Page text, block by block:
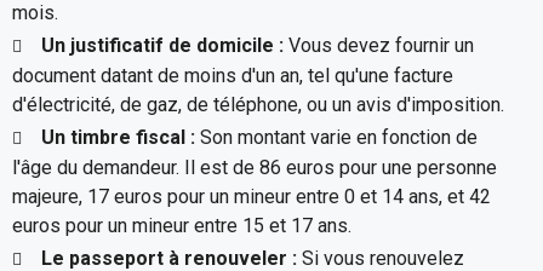
mois.
Un justificatif de domicile : Vous devez fournir un
document datant de moins d'un an, tel qu'une facture
d'électricité, de gaz, de téléphone, ou un avis d'imposition.
Un timbre fiscal : Son montant varie en fonction de
l'âge du demandeur. Il est de 86 euros pour une personne
majeure, 17 euros pour un mineur entre 0 et 14 ans, et 42
euros pour un mineur entre 15 et 17 ans.
Le passeport à renouveler : Si vous renouvelez